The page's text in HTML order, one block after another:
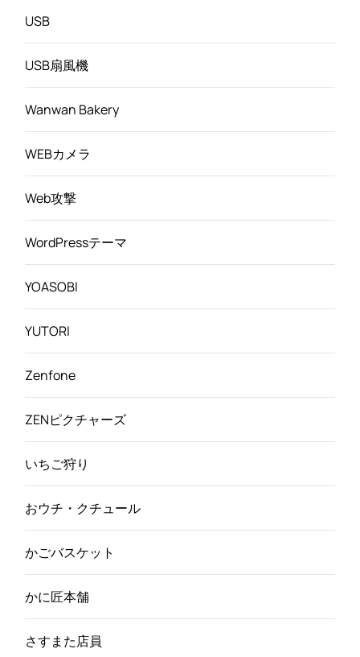
USB
USB扇風機
Wanwan Bakery
WEBカメラ
Web攻撃
WordPressテーマ
YOASOBI
YUTORI
Zenfone
ZENピクチャーズ
いちご狩り
おウチ・クチュール
かごバスケット
かに匠本舗
さすまた店員